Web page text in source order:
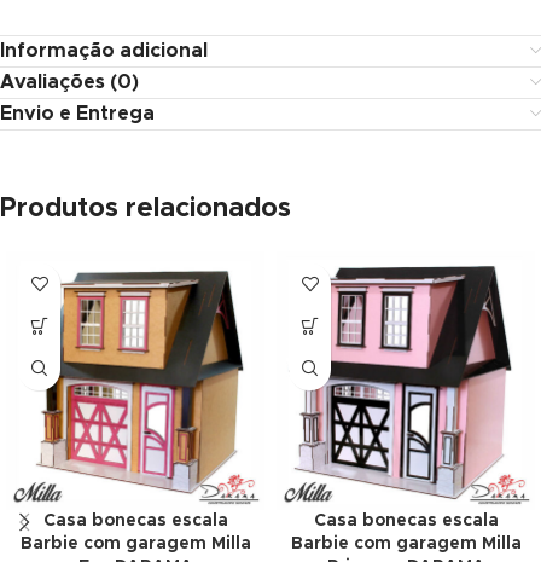
Panel
Panel
panel
Oku
panel
panel
Informação adicional
Avaliações (0)
Envio e Entrega
Produtos relacionados
Casa bonecas escala
Barbie com garagem Milla
Casa bonecas escala
Barbie com garagem Milla